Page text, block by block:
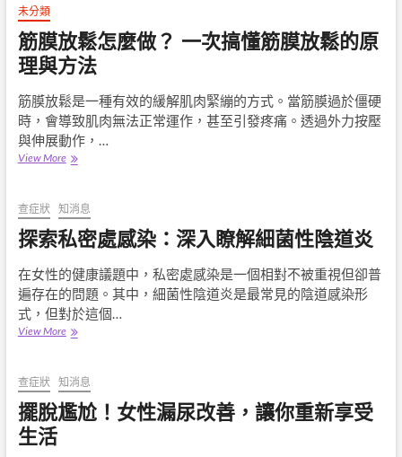
發
作
與
制
尿
酸？
未分類
筋膜放鬆怎麼做？ 一次搞懂筋膜放鬆的原
理與方法
筋膜放鬆是一種有效的緩解肌肉緊繃的方式。當筋膜過於僵硬
時，會導致肌肉無法正常運作，甚至引發疼痛。透過外力按壓
與伸展動作，…
View More筋
鬆
怎
麼
一
次
搞
懂
筋
鬆
的
原
查症狀 知消息
探索私密處感染：深入瞭解細菌性陰道炎
在女性的健康議題中，私密處感染是一個相對不被重視但卻普
遍存在的問題。其中，細菌性陰道炎是最常見的陰道感染形
式，但對於這個…
View More探
密
處
感
查症狀 知消息
擺脫尷尬！女性漏尿改善，讓你重新享受
生活